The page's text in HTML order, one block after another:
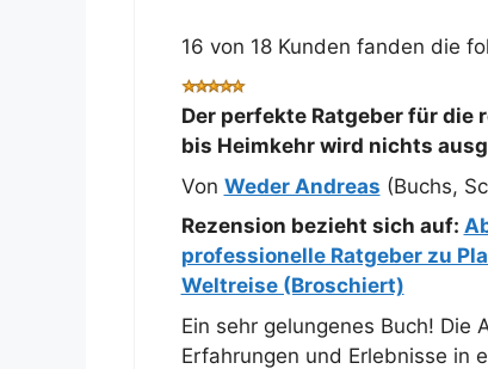
16 von 18 Kunden fanden die
Der perfekte Ratgeber für die
bis Heimkehr wird nichts
Von Weder Andreas (Buchs,
Rezension bezieht sich auf:
professionelle Ratgeber zu
Weltreise (Broschiert)
Ein sehr gelungenes Buch!
Erfahrungen und Erlebnisse in